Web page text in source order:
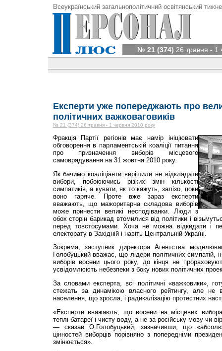
Всеукраїнський загальнополітичний освітянський
№ 21 (374) 26 травня - 1
Експерти уже попереджають про
політичних важковаговиків
№ 21 (374) 26 травня - 1 червня 2010 року
Фракція Партії регіонів має намір ініціювати
обговорення в парламентській коаліції питання
про призначення виборів місцевого
самоврядування на 31 жовтня 2010 року.
Як бачимо коаліціанти вирішили не відкладати
вибори, побоюючись різких змін кількості
симпатиків, а кувати, як то кажуть, залізо, поки
воно гаряче. Проте вже зараз експерти
вважають, що мажоритарна складова виборів
може принести великі несподіванки. Люди з
обох сторін барикад втомилися від політики і
перед товстосумами. Хоча не можна відкидати і
електорату в Західній і навіть Центральній Україні.
Зокрема, заступник директора Агентства
Голобуцький вважає, що лідери політичних симпатій,
виборів восени цього року, до кінця не
усвідомлюють небезпеки з боку нових політичних
За словами експерта, всі політичні «важковики»,
стежать за динамікою власного рейтингу, але не
населення, що зросла, і радикалізацію протестних
«Експерти вважають, що восени на місцевих
теплі батареї і чисту воду, а не за російську мову чи
— сказав О.Голобуцький, зазначивши, що
цінностей виборців порівняно з попередніми
змінюється».